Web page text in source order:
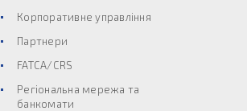
Корпоративне управління
Партнери
FATCA/CRS
Регіональна мережа та
банкомати